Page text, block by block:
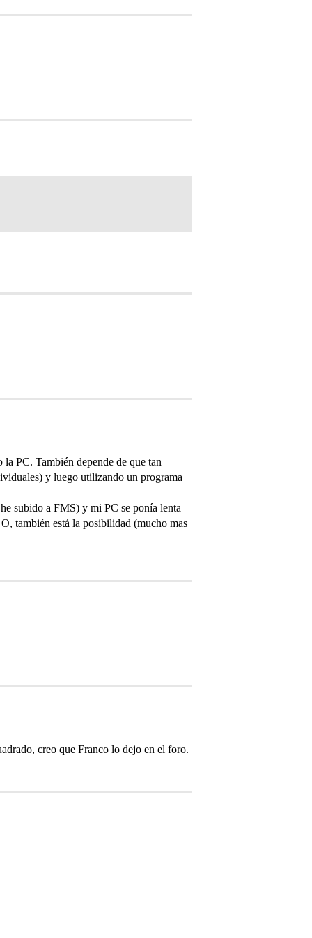
la PC. También depende de que tan
y luego utilizando un programa
subido a FMS) y mi PC se ponía lenta
también está la posibilidad (mucho mas
creo que Franco lo dejo en el foro.